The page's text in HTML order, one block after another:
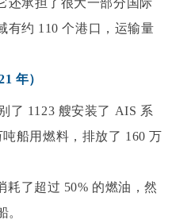
有约 110 个港口，运输量
年）
了 1123 艘安装了 AIS 系
船用燃料，排放了 160 万
耗了超过 50% 的燃油，然
。